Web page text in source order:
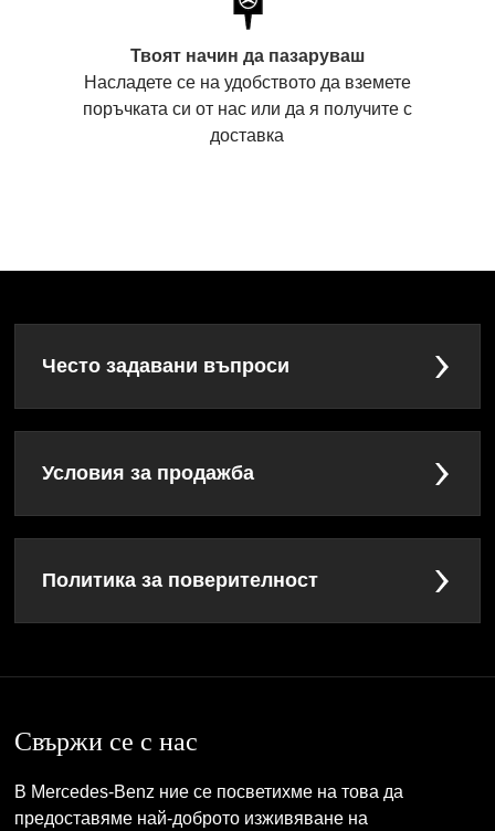
Твоят начин да пазаруваш
Насладете се на удобството да вземете
поръчката си от нас или да я получите с
доставка
Често задавани въпроси
Условия за продажба
Политика за поверителност
Свържи се с нас
В Mercedes-Benz ние се посветихме на това да
предоставяме най-доброто изживяване на